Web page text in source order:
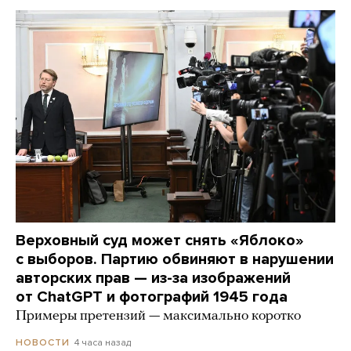
Верховный суд может снять «Яблоко»
с выборов. Партию обвиняют в нарушении
авторских прав — из-за изображений
от ChatGPT и фотографий 1945 года
Примеры претензий — максимально коротко
НОВОСТИ 4 часа назад